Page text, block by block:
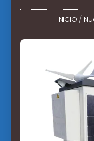
INICIO /